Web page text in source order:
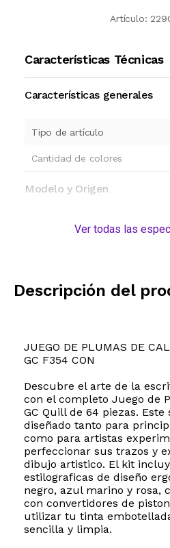
Artículo:
Características Técnicas
Características generales
Tipo de artículo
Cantidad de colores
Modelo y Origen
Ver todas las
Descripción del
JUEGO DE PLUMAS DE
GC F354 CON
Descubre el arte de la
con el completo Juego de
GC Quill de 64 piezas.
diseñado tanto para
como para artistas
perfeccionar sus trazos y
dibujo artistico. El kit
estilograficas de diseño
negro, azul marino y rosa,
con convertidores de
utilizar tu tinta
sencilla y limpia.